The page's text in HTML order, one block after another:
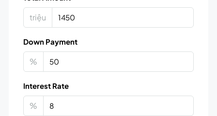
triệu
Down Payment
%
Interest Rate
%